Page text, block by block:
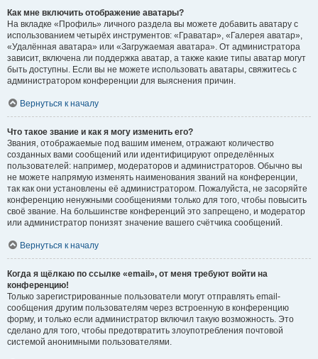
Как мне включить отображение аватары?
На вкладке «Профиль» личного раздела вы можете добавить аватару с
использованием четырёх инструментов: «Граватар», «Галерея аватар»,
«Удалённая аватара» или «Загружаемая аватара». От администратора
зависит, включена ли поддержка аватар, а также какие типы аватар могут
быть доступны. Если вы не можете использовать аватары, свяжитесь с
администратором конференции для выяснения причин.
Вернуться к началу
Что такое звание и как я могу изменить его?
Звания, отображаемые под вашим именем, отражают количество
созданных вами сообщений или идентифицируют определённых
пользователей: например, модераторов и администраторов. Обычно вы
не можете напрямую изменять наименования званий на конференции,
так как они установлены её администратором. Пожалуйста, не засоряйте
конференцию ненужными сообщениями только для того, чтобы повысить
своё звание. На большинстве конференций это запрещено, и модератор
или администратор понизят значение вашего счётчика сообщений.
Вернуться к началу
Когда я щёлкаю по ссылке «email», от меня требуют войти на
конференцию!
Только зарегистрированные пользователи могут отправлять email-
сообщения другим пользователям через встроенную в конференцию
форму, и только если администратор включил такую возможность. Это
сделано для того, чтобы предотвратить злоупотребления почтовой
системой анонимными пользователями.